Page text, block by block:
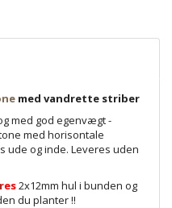
med vandrette striber
med god egenvægt -
med horisontale
ude og inde. Leveres uden
2x12mm hul i bunden og
du planter !!